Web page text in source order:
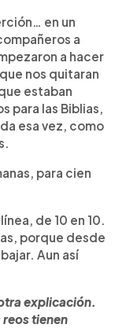
en un
a
a hacer
nos quitaran
estaban
para las Biblias,
esa vez, como
para cien
de 10 en 10.
porque desde
Aun así
explicación.
reos tienen